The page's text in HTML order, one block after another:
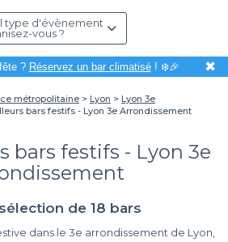
type d'évènement
vous ?
? Réservez un bar climatisé! ❄️🎉 ✖
métropolitaine Lyon
Lyon 3e
bars festifs - Lyon 3e Arrondissement
bars festifs - Lyon 3e
de 18 bars
dans le 3e arrondissement de Lyon,